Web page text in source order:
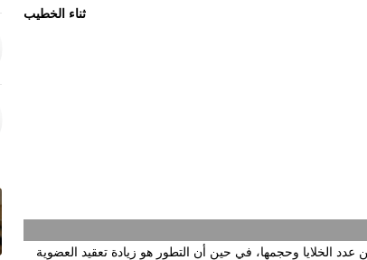
ثناء الخطيب
الخلايا وحجمها، في حين أن التطور هو زيادة تعقيد العضوية